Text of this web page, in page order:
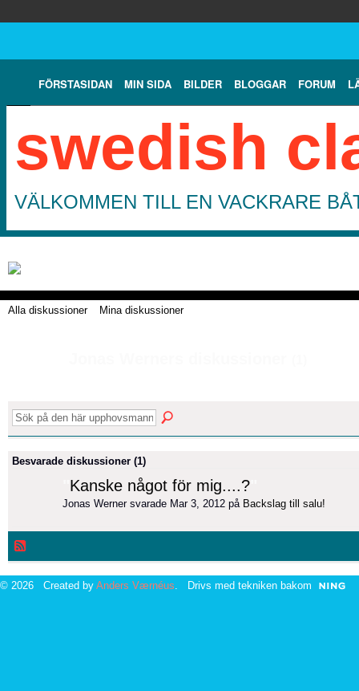
FÖRSTASIDAN MIN SIDA BILDER BLOGGAR FORUM
swedish
VÄLKOMMEN TILL EN VACKRARE
Alla diskussioner Mina diskussioner
Besvarade diskussioner (1)
Kanske något för mig....?
Jonas Werner svarade Mar 3, 2012 på Backslag till salu!
© 2026 Created by Anders Værnéus . Drivs med tekniken bakom